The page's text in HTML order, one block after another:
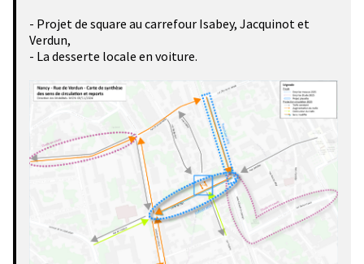
- Projet de square au carrefour Isabey, Jacquinot et
Verdun,
- La desserte locale en voiture.